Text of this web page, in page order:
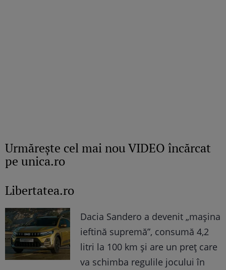
Urmăreşte cel mai nou VIDEO încărcat
pe unica.ro
Libertatea.ro
Dacia Sandero a devenit „mașina
ieftină supremă”, consumă 4,2
litri la 100 km și are un preț care
va schimba regulile jocului în